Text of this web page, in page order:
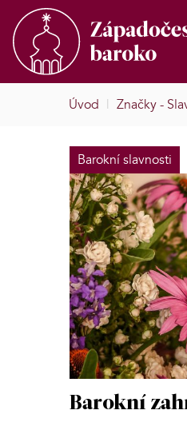
Úvod | Značky -
Barokní slavnosti
Barokní